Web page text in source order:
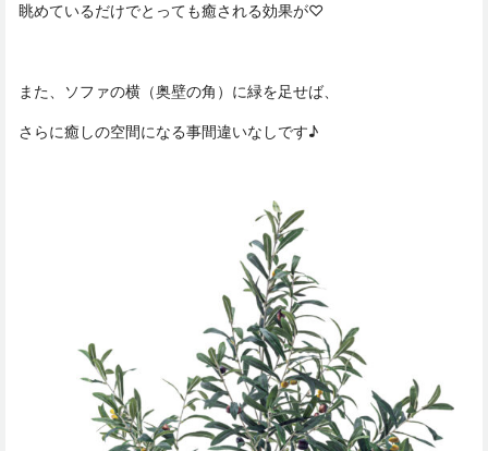
眺めているだけでとっても癒される効果が♡
また、ソファの横（奥壁の角）に緑を足せば、
さらに癒しの空間になる事間違いなしです♪